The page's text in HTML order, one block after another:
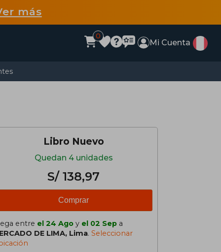
más
0
Mi Cuenta
Libro Nuevo
Quedan 4 unidades
S/ 138,97
Comprar
entre el 24 Ago y el 02 Sep a
DE LIMA, Lima. Seleccionar